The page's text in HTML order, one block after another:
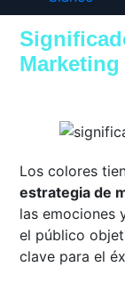
Marketing
Los colores
estrategia de
las emociones
el público
clave para el